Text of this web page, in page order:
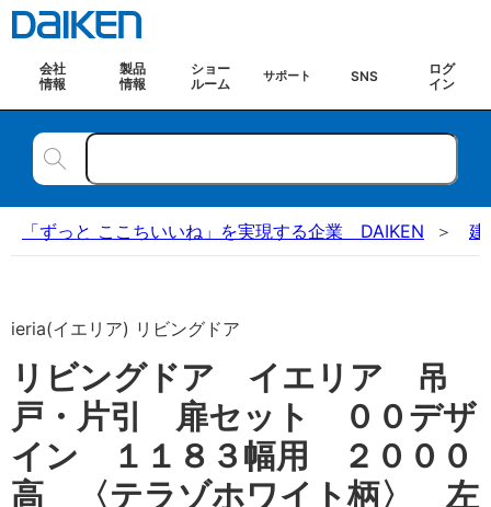
会社
情報
製品
情報
ショー
ルーム
サポート SNS
ログ
イン
「ずっと ここちいいね」を実現する企業 DAIKEN 建
ieria(イエリア) リビングドア
リビングドア イエリア 吊
戸・片引 扉セット ００デザ
イン １１８３幅用 ２０００
高 〈テラゾホワイト柄〉 左